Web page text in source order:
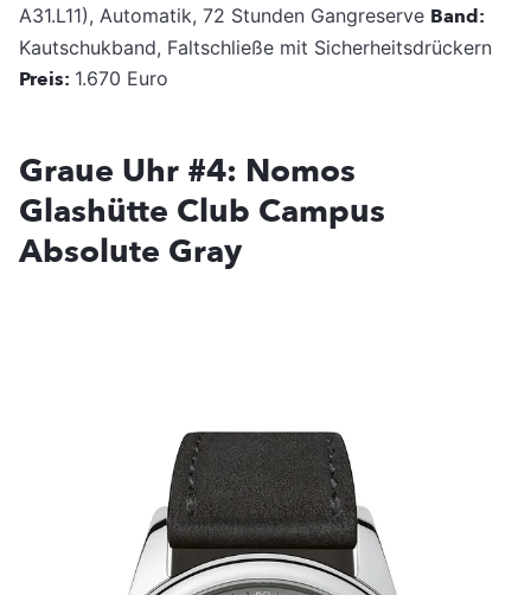
A31.L11), Automatik, 72 Stunden Gangreserve Band:
Kautschukband, Faltschließe mit Sicherheitsdrückern
Preis: 1.670 Euro
Graue Uhr #4: Nomos
Glashütte Club Campus
Absolute Gray